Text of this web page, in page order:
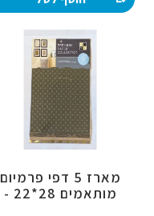
מארז 5 דפי פרמיום
מותאמים 28*22 -